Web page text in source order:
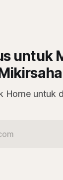
untuk
Home untuk